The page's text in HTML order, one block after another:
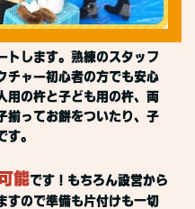
トします。熟練のスタッフ
チャー初心者の方でも安心
用の杵と子ども用の杵、両
揃ってお餅をついたり、子
す。
能です！もちろん設営から
すので準備も片付けも一切